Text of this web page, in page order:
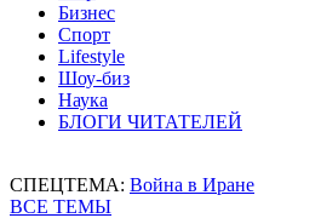
Бизнес
Спорт
Lifestyle
Шоу-биз
Наука
БЛОГИ ЧИТАТЕЛЕЙ
СПЕЦТЕМА: Война в Иране
ВСЕ ТЕМЫ